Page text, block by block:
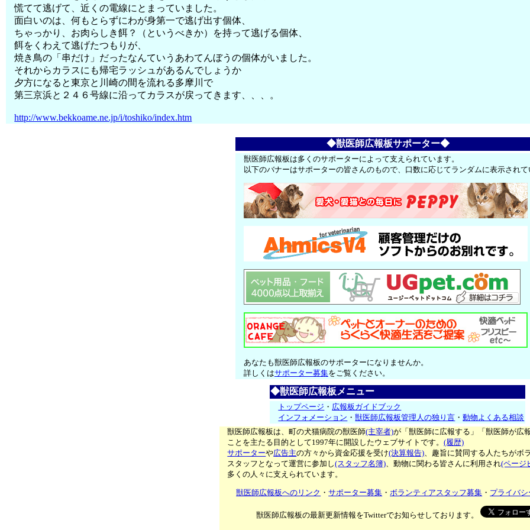
慌てて逃げて、近くの電線にとまっていました。
面白いのは、何もとらずにわが身第一で逃げ出す個体、
ちゃっかり、お肉らしき餌？（というべきか）を持って逃げる個体、
餌をくわえて逃げたつもりが、
焼き鳥の「串だけ」だったなんていうあわてんぼうの個体がいました。
それからカラスにも帰宅ラッシュがあるんでしょうか
夕方になると東京と川崎の間を流れる多摩川で
第三京浜と２４６号線に沿ってカラスが戻ってきます、、、。
http://www.bekkoame.ne.jp/i/toshiko/index.htm
◆獣医師広報板サポーター◆
獣医師広報板は多くのサポーターによって支えられています。
以下のバナーはサポーターの皆さんのもので、口数に応じてランダムに表示され
あなたも獣医師広報板のサポーターになりませんか。
詳しくはサポーター募集をご覧ください。
◆獣医師広報板メニュー
トップページ ・ 広報板ガイドブック
インフォメーション ・獣医師広報板管理人の独り言 ・動物よくある相談
獣医師広報板は、町の犬猫病院の獣医師(主宰者)が「獣医師に広報する」「獣医師が広
ことを主たる目的として1997年に開設したウェブサイトです。(履歴)
サポーターや広告主の方々から資金応援を受け(決算報告)、趣旨に賛同する人たちがボ
スタッフとなって運営に参加し(スタッフ名簿)、動物に関わる皆さんに利用され(ページ
多くの人々に支えられています。
獣医師広報板へのリンク ・サポーター募集 ・ボランティアスタッフ募集 ・ プライバ
獣医師広報板の最新更新情報をTwitterでお知らせしております。